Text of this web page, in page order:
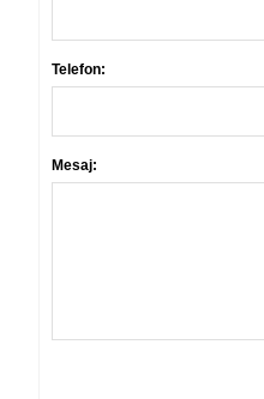
Telefon:
Mesaj: